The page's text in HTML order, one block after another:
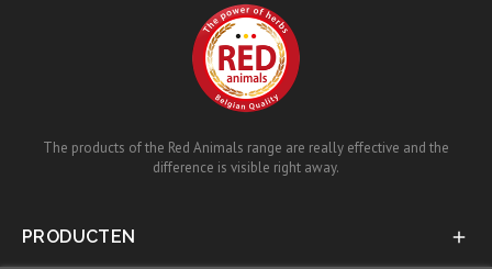
The products of the Red Animals range are really effective and the
difference is visible right away.
PRODUCTEN 